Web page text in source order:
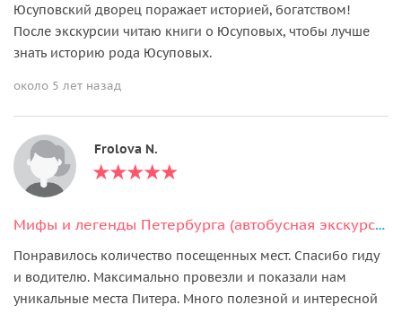
Юсуповский дворец поражает историей, богатством!
После экскурсии читаю книги о Юсуповых, чтобы лучше
знать историю рода Юсуповых.
около 5 лет назад
Frolova N.
Мифы и легенды Петербурга (автобусная экскурсия для организованных групп)
Понравилось количество посещенных мест. Спасибо гиду
и водителю. Максимально провезли и показали нам
уникальные места Питера. Много полезной и интересной